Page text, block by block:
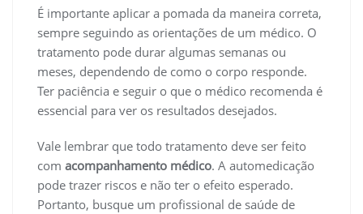
É importante aplicar a pomada da maneira correta,
sempre seguindo as orientações de um médico. O
tratamento pode durar algumas semanas ou
meses, dependendo de como o corpo responde.
Ter paciência e seguir o que o médico recomenda é
essencial para ver os resultados desejados.
Vale lembrar que todo tratamento deve ser feito
com acompanhamento médico. A automedicação
pode trazer riscos e não ter o efeito esperado.
Portanto, busque um profissional de saúde de